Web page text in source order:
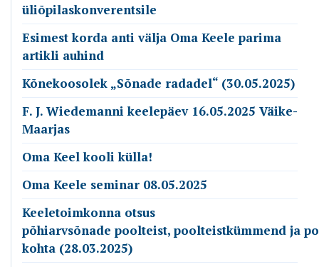
üliõpilaskonverentsile
Esimest korda anti välja Oma Keele parima
artikli auhind
Kõnekoosolek „Sõnade radadel“ (30.05.2025)
F. J. Wiedemanni keelepäev 16.05.2025 Väike-
Maarjas
Oma Keel kooli külla!
Oma Keele seminar 08.05.2025
Keeletoimkonna otsus
põhiarvsõnade poolteist, poolteistkümmend ja
kohta (28.03.2025)